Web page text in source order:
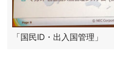
「国民ID・出入国管理」